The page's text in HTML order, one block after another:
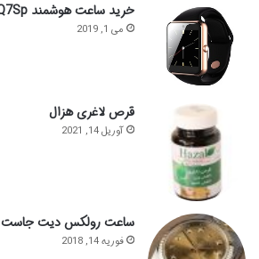
خرید ساعت هوشمند Q7Sp
می 1, 2019
قرص لاغری هزال
آوریل 14, 2021
ساعت رولکس دیت جاست DATE JUST
فوریه 14, 2018